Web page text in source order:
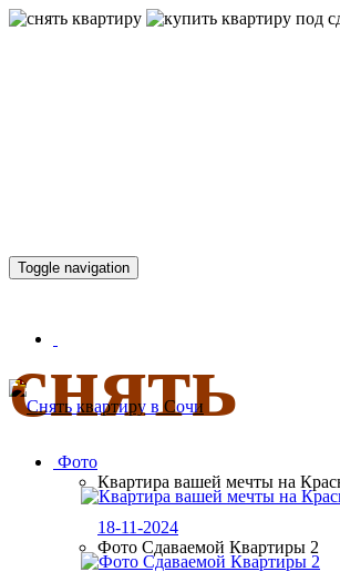
снять
Toggle navigation
Фото
Квартира вашей мечты на
18-11-2024
Фото Сдаваемой Квартиры 2